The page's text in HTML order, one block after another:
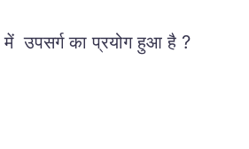
में उपसर्ग का प्रयोग हुआ है ?